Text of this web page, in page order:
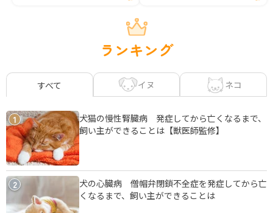
ランキング
すべて イヌ ネコ
1
犬猫の慢性腎臓病 発症してから亡くなるまで、
飼い主ができることは【獣医師監修】
2
犬の心臓病 僧帽弁閉鎖不全症を発症してから亡
くなるまで、飼い主ができることは